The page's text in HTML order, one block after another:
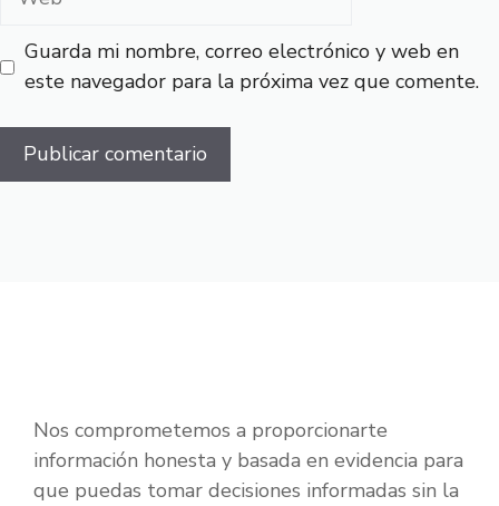
Guarda mi nombre, correo electrónico y web en
este navegador para la próxima vez que comente.
Nos comprometemos a proporcionarte
información honesta y basada en evidencia para
que puedas tomar decisiones informadas sin la